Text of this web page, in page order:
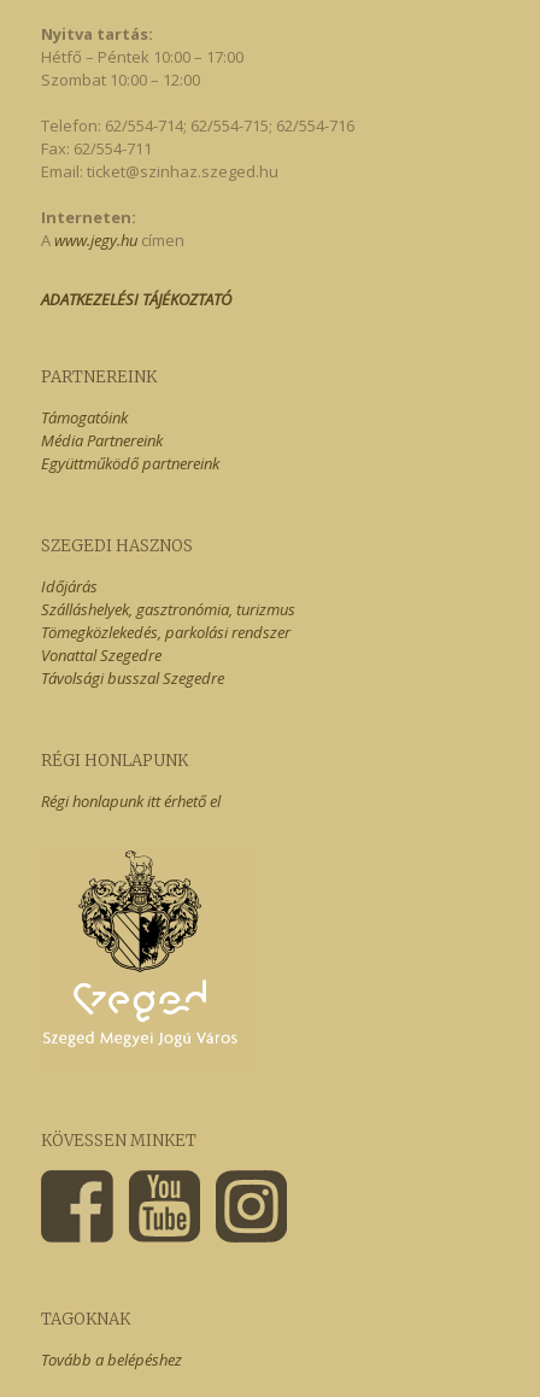
Nyitva tartás:
Hétfő – Péntek 10:00 – 17:00
Szombat 10:00 – 12:00
Telefon: 62/554-714; 62/554-715; 62/554-716
Fax: 62/554-711
Email: ticket@szinhaz.szeged.hu
Interneten:
Awww.jegy.hucímen
ADATKEZELÉSI TÁJÉKOZTATÓ
PARTNEREINK
Támogatóink
Média Partnereink
Együttműködő partnereink
SZEGEDI HASZNOS
Időjárás
Szálláshelyek, gasztronómia, turizmus
Tömegközlekedés, parkolási rendszer
Vonattal Szegedre
Távolsági busszal Szegedre
RÉGI HONLAPUNK
Régi honlapunk itt érhető el
KÖVESSEN MINKET
TAGOKNAK
Tovább a belépéshez